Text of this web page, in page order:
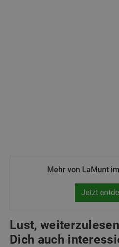
Mehr von LaMunt
Jetzt
Lust,
Dich auch